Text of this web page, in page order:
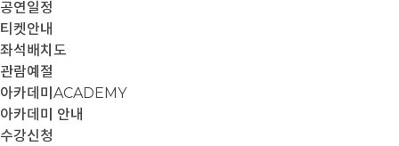
공연일정
티켓안내
좌석배치도
관람예절
아카데미 ACADEMY
아카데미 안내
수강신청